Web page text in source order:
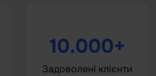
10.000+
Задоволені клієнти